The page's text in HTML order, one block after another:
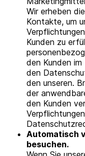
Wir erheben
Kontakte, um
Kunden zu
den Kunden
den
den unseren.
der
den Kunden
Automatisch
besuchen.